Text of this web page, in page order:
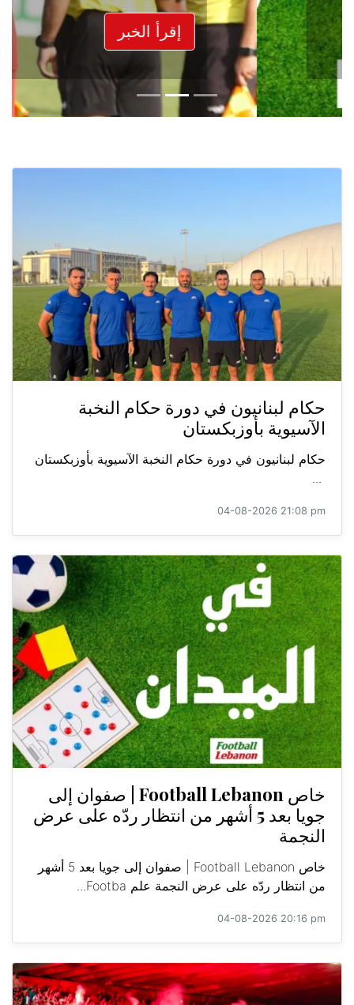
إقرأ الخبر
حكام لبنانيون في دورة حكام النخبة
الآسيوية بأوزبكستان
حكام لبنانيون في دورة حكام النخبة الآسيوية بأوزبكستان
...
04-08-2026 21:08 pm
خاص Football Lebanon | صفوان إلى
جويا بعد 5 أشهر من انتظار ردّه على عرض
النجمة
خاص Football Lebanon | صفوان إلى جويا بعد 5 أشهر
من انتظار ردّه على عرض النجمة علم Footba...
04-08-2026 20:16 pm